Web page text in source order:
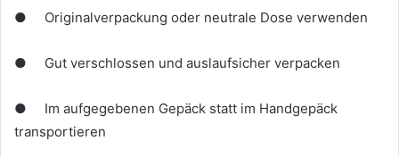
● Originalverpackung oder neutrale Dose verwenden
● Gut verschlossen und auslaufsicher verpacken
● Im aufgegebenen Gepäck statt im Handgepäck
transportieren